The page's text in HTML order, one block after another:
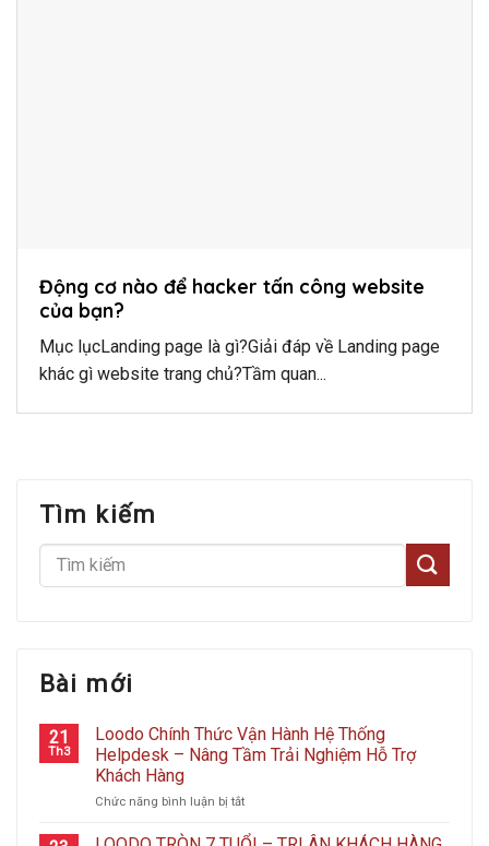
Động cơ nào để hacker tấn công website
của bạn?
Mục lụcLanding page là gì?Giải đáp về Landing page
khác gì website trang chủ?Tầm quan...
Tìm kiếm
Bài mới
21
Th3
Loodo Chính Thức Vận Hành Hệ Thống
Helpdesk – Nâng Tầm Trải Nghiệm Hỗ Trợ
Khách Hàng
Chức năng bình luận bị tắtở
Chính